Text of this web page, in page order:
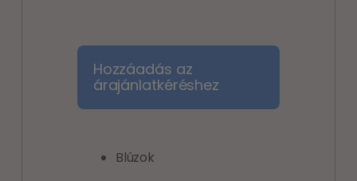
Hozzáadás az
árajánlatkéréshez
Blúzok